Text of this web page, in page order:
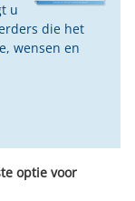
u
die het
wensen en
optie voor